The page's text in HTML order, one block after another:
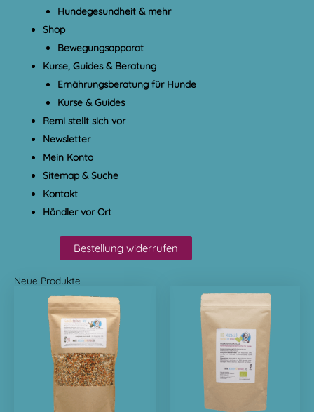
Hundegesundheit & mehr
Shop
Bewegungsapparat
Kurse, Guides & Beratung
Ernährungsberatung für Hunde
Kurse & Guides
Remi stellt sich vor
Newsletter
Mein Konto
Sitemap & Suche
Kontakt
Händler vor Ort
Bestellung widerrufen
Neue Produkte